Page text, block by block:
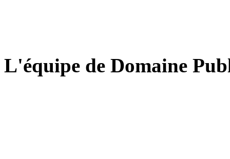
L'équipe de Domaine